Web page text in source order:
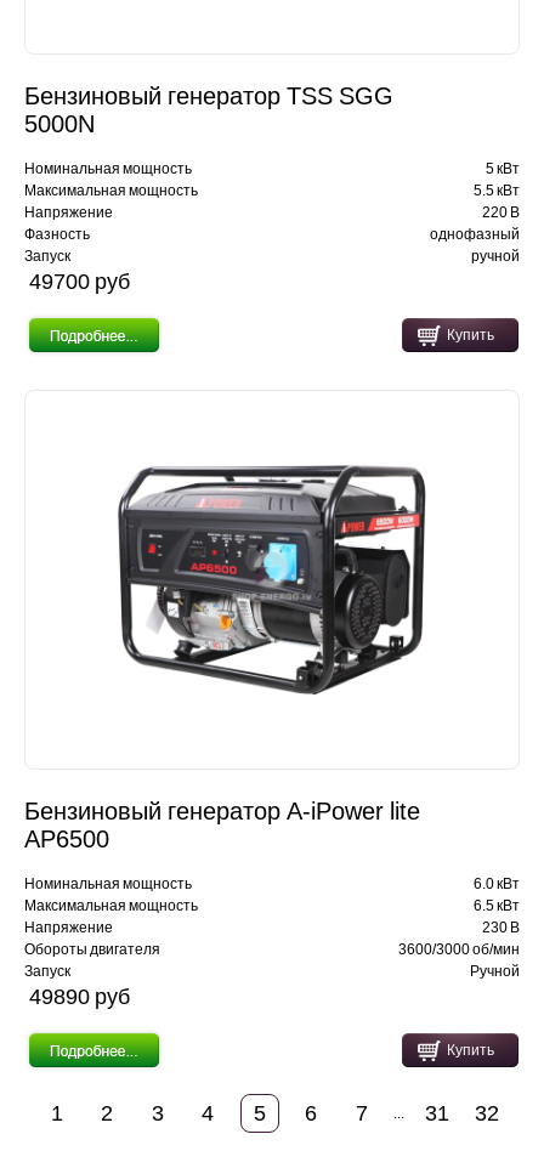
Бензиновый генератор TSS SGG
5000N
Номинальная мощность
5 кВт
Максимальная мощность
5.5 кВт
Напряжение
220 В
Фазность
однофазный
Запуск
ручной
49700 pуб
Купить
Бензиновый генератор A-iPower lite
AР6500
Номинальная мощность
6.0 кВт
Максимальная мощность
6.5 кВт
Напряжение
230 В
Обороты двигателя
3600/3000 об/мин
Запуск
Ручной
49890 pуб
Купить
1 2 3 4 5 6 7 ... 31 32